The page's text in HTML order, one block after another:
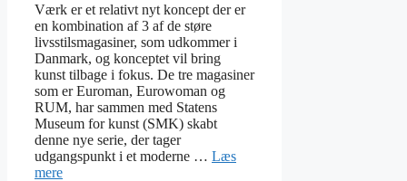
Værk er et relativt nyt koncept der er
en kombination af 3 af de støre
livsstilsmagasiner, som udkommer i
Danmark, og konceptet vil bring
kunst tilbage i fokus. De tre magasiner
som er Euroman, Eurowoman og
RUM, har sammen med Statens
Museum for kunst (SMK) skabt
denne nye serie, der tager
udgangspunkt i et moderne … Læs
mere